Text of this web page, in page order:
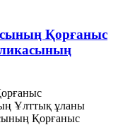
Қорғаныс
Ұлттық ұланы
Қорғаныс